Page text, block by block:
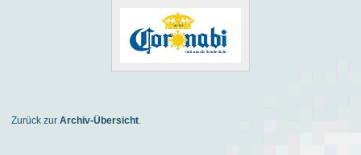
Zurück zur Archiv-Übersicht